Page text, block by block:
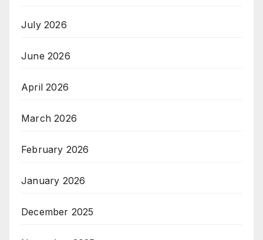
July 2026
June 2026
April 2026
March 2026
February 2026
January 2026
December 2025